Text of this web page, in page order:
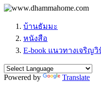
บ้านธัมมะ
หนังสือ
E-book แนวทางเจริญ
Powered by Translate